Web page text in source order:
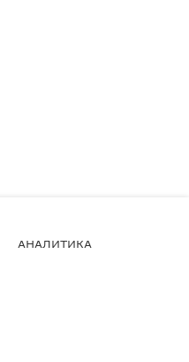
АНАЛИТИКА